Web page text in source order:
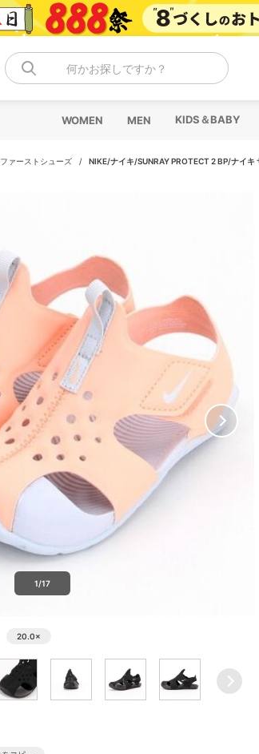
何かお探しですか？
WOMEN MEN KIDS＆BABY
ファーストシューズ / NIKE/ナイキ/SUNRAY PROTECT 2 BP/ナイキ
1/17
20.0×